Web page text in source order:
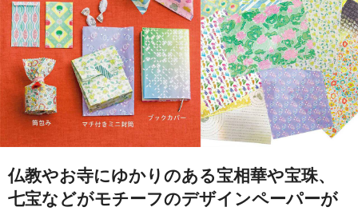
仏教やお寺にゆかりのある宝相華や宝珠、
七宝などがモチーフのデザインペーパーが